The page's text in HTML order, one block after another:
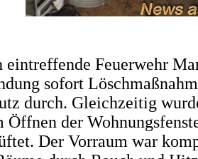
eintreffende Feuerwehr
sofort
durch. Gleichzeitig
Öffnen der
Der Vorraum war